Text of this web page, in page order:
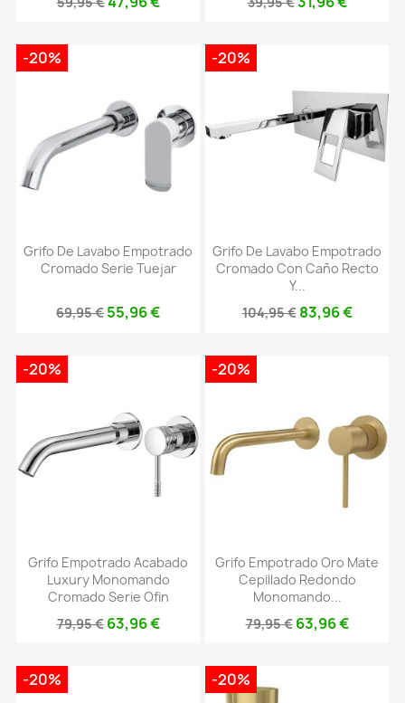
Grifo De Lavabo Empotrado
Cromado Serie Tuejar
69,95 € 55,96 €
-20%
Grifo De Lavabo Empotrado
Cromado Con Caño Recto
Y...
104,95 € 83,96 €
-20%
Grifo Empotrado Acabado
Luxury Monomando
Cromado Serie Ofin
79,95 € 63,96 €
-20%
Grifo Empotrado Oro Mate
Cepillado Redondo
Monomando...
79,95 € 63,96 €
-20%
-20% -20%